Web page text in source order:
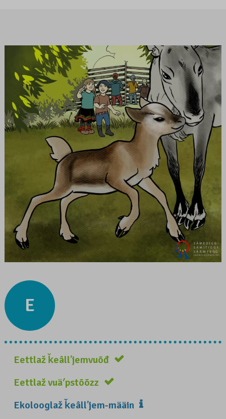
E
Eettlaž ǩeâllʼjemvuõđ
Eettlaž vuäʹpstõõzz
Ekolooglaž ǩeâllʼjem-määin